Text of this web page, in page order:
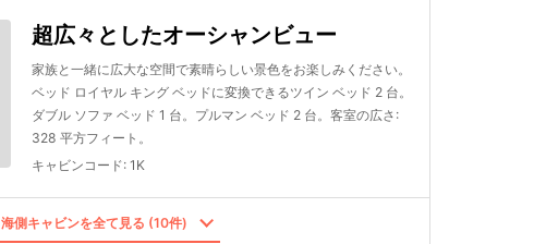
超広々としたオーシャンビュー
家族と一緒に広大な空間で素晴らしい景色をお楽しみください。
ベッド ロイヤル キング ベッドに変換できるツイン ベッド 2 台。
ダブル ソファ ベッド 1 台。プルマン ベッド 2 台。客室の広さ:
328 平方フィート。
キャビンコード: 1K
海側キャビンを全て見る (10件)